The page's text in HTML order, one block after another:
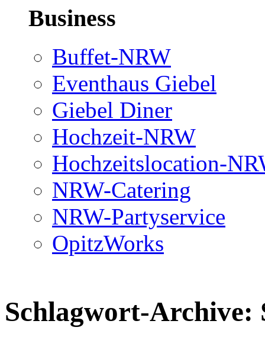
Business
Buffet-NRW
Eventhaus Giebel
Giebel Diner
Hochzeit-NRW
Hochzeitslocation-
NRW-Catering
NRW-Partyservice
OpitzWorks
Schlagwort-Archive: